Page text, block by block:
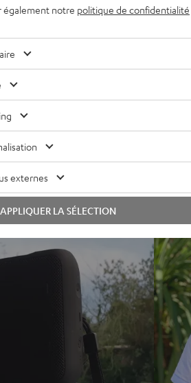
également notre politique de confidentialité
externes
APPLIQUER LA SÉLECTION